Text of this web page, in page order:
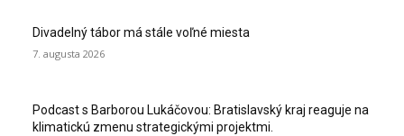
Divadelný tábor má stále voľné miesta
7. augusta 2026
Podcast s Barborou Lukáčovou: Bratislavský kraj reaguje na
klimatickú zmenu strategickými projektmi.